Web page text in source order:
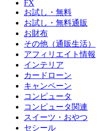
FX
お試し・無料
お試し・無料通販
お財布
その他（通販生活）
アフィリエイト情報
インテリア
カードローン
キャンペーン
コンピュータ
コンピュータ関連
スイーツ・おやつ
セシール